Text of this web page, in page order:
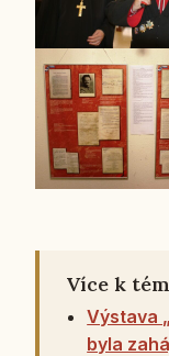
Více k
Výstava
byla